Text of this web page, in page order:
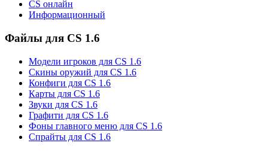
CS онлайн
Информационный
Файлы для CS 1.6
Модели игроков для CS 1.6
Скины оружий для CS 1.6
Конфиги для CS 1.6
Карты для CS 1.6
Звуки для CS 1.6
Графити для CS 1.6
Фоны главного меню для CS 1.6
Спрайты для CS 1.6